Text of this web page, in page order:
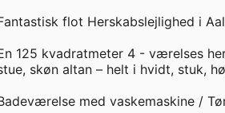
flot Herskabslejlighed i
125 kvadratmeter 4 - værelses
skøn altan – helt i hvidt, stuk,
med vaskemaskine /